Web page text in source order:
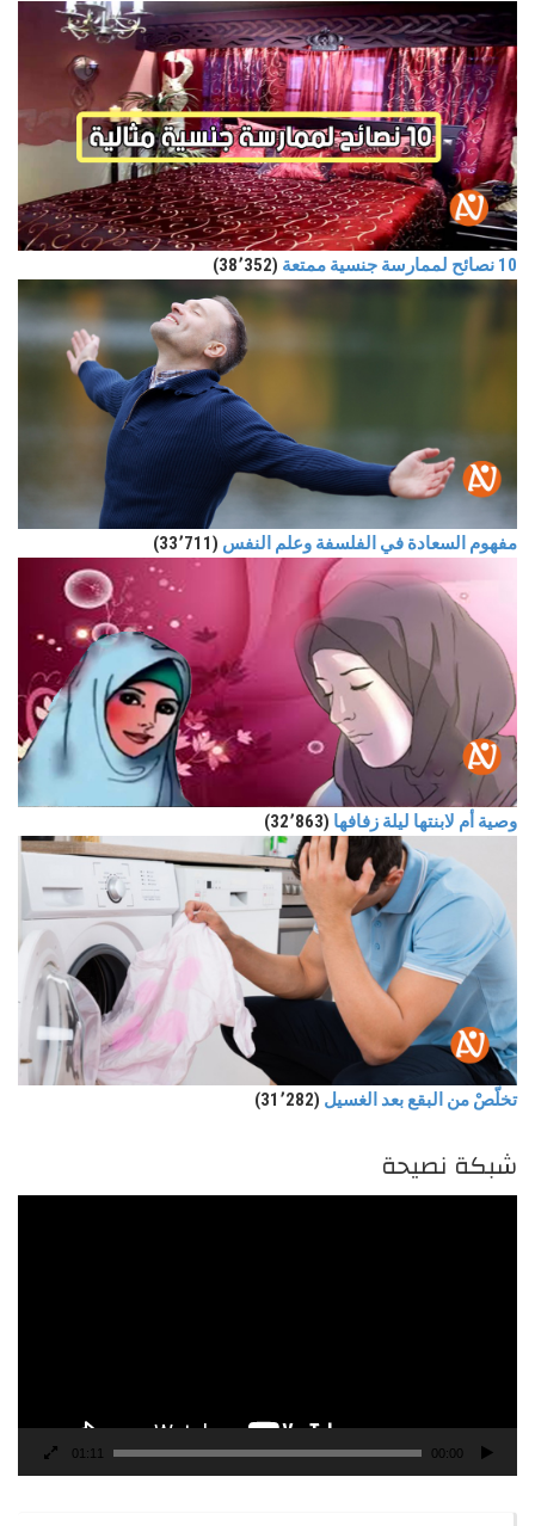
10 نصائح لممارسة جنسية ممتعة (38٬352)
مفهوم السعادة في الفلسفة وعلم النفس (33٬711)
وصية أم لابنتها ليلة زفافها (32٬863)
تخلّصْ من البقع بعد الغسيل (31٬282)
شبكة نصيحة
00:00
01:11